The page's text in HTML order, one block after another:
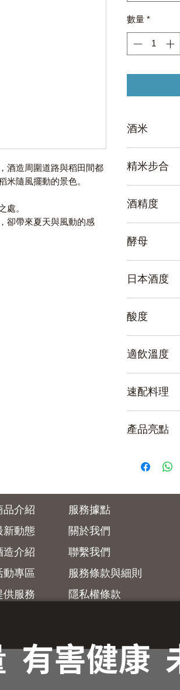
酒造周圍道路與稻田間都
米隨風擺動的景色。
處。
卻帶來夏天與風動的感
數量 *
酒米
精米步合
酒精度
酵母
日本酒度
酸度
適飲溫度
速配料理
產品亮點
品介紹
新動態
造介紹
動專區
供服務
服務據點
關於我們
聯繫我們
服務條款與細則
隱私權條款